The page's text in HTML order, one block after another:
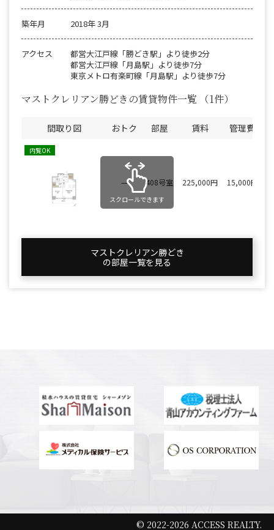
築年月 2018年 3月
アクセス
都営大江戸線「勝どき駅」より徒歩2分
都営大江戸線「月島駅」より徒歩7分
東京メトロ有楽町線「月島駅」より徒歩7分
マストクレリアン勝どきの賃貸物件一覧 （1件）
間取り図 おトク 部屋 賃料 管理費
内覧OK
— 408号室 225,000円 15,000円
スクロールできます
マストクレリアン勝どき
の部屋一覧を⾒る
© 2022-2026 ACCESS REALTY.